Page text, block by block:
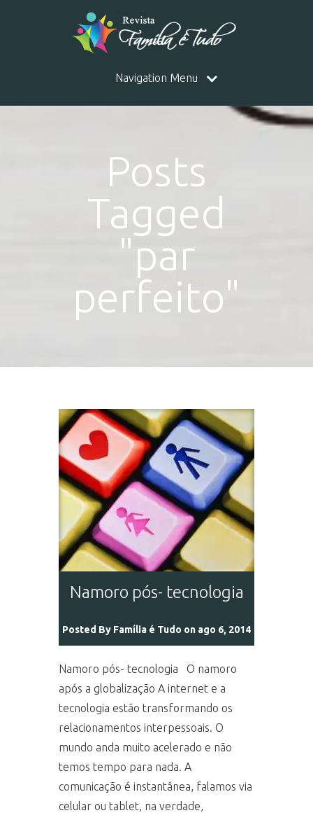
Navigation Menu
Posts
Tagged
"par
perfeito"
Namoro pós- tecnologia
Posted By Família é Tudo on ago 6, 2014
Namoro pós- tecnologia O namoro
após a globalização A internet e a
tecnologia estão transformando os
relacionamentos interpessoais. O
mundo anda muito acelerado e não
temos tempo para nada. A
comunicação é instantânea, falamos via
celular ou tablet, na verdade,